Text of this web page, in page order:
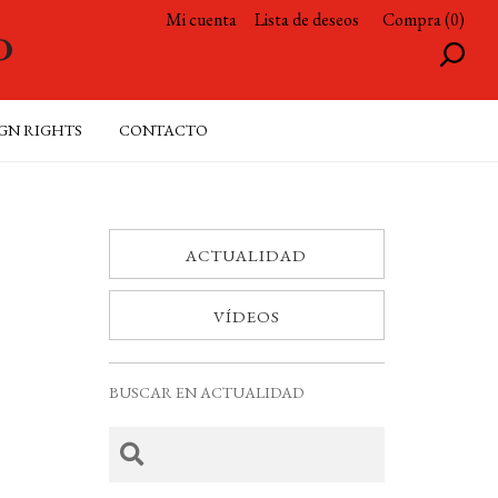
Mi cuenta Lista de deseos Compra (0)
RIGHTS CONTACTO
ACTUALIDAD
VÍDEOS
BUSCAR EN ACTUALIDAD